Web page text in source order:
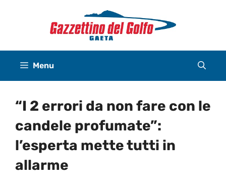
Menu
“I 2 errori da non fare con le
candele profumate”:
l’esperta mette tutti in
allarme